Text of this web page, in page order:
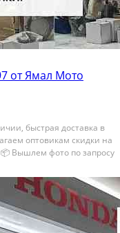
от Ямал Мото
быстрая доставка в
oптoвикaм скидки на
📦 Вышлем фото по запросу
c удовoльствиeм...